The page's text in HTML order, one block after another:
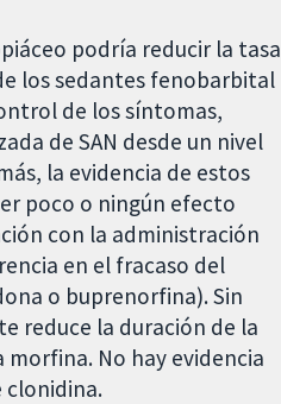
podría reducir la tasa
los sedantes fenobarbital
de los síntomas,
de SAN desde un nivel
la evidencia de estos
poco o ningún efecto
con la administración
en el fracaso del
o buprenorfina). Sin
reduce la duración de la
No hay evidencia
clonidina.